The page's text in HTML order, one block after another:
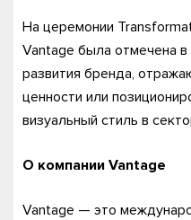
На церемонии
Vantage была отмечена
развития бренда,
ценности или
визуальный стиль в
О компании Vantage
Vantage — это